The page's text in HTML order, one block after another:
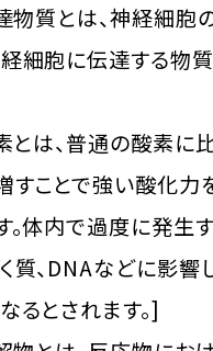
質とは、神経細胞
細胞に伝達する物
は、普通の酸素に
すことで強い酸化力
。体内で過度に発生す
質、DNAなどに影響
るとされます。]